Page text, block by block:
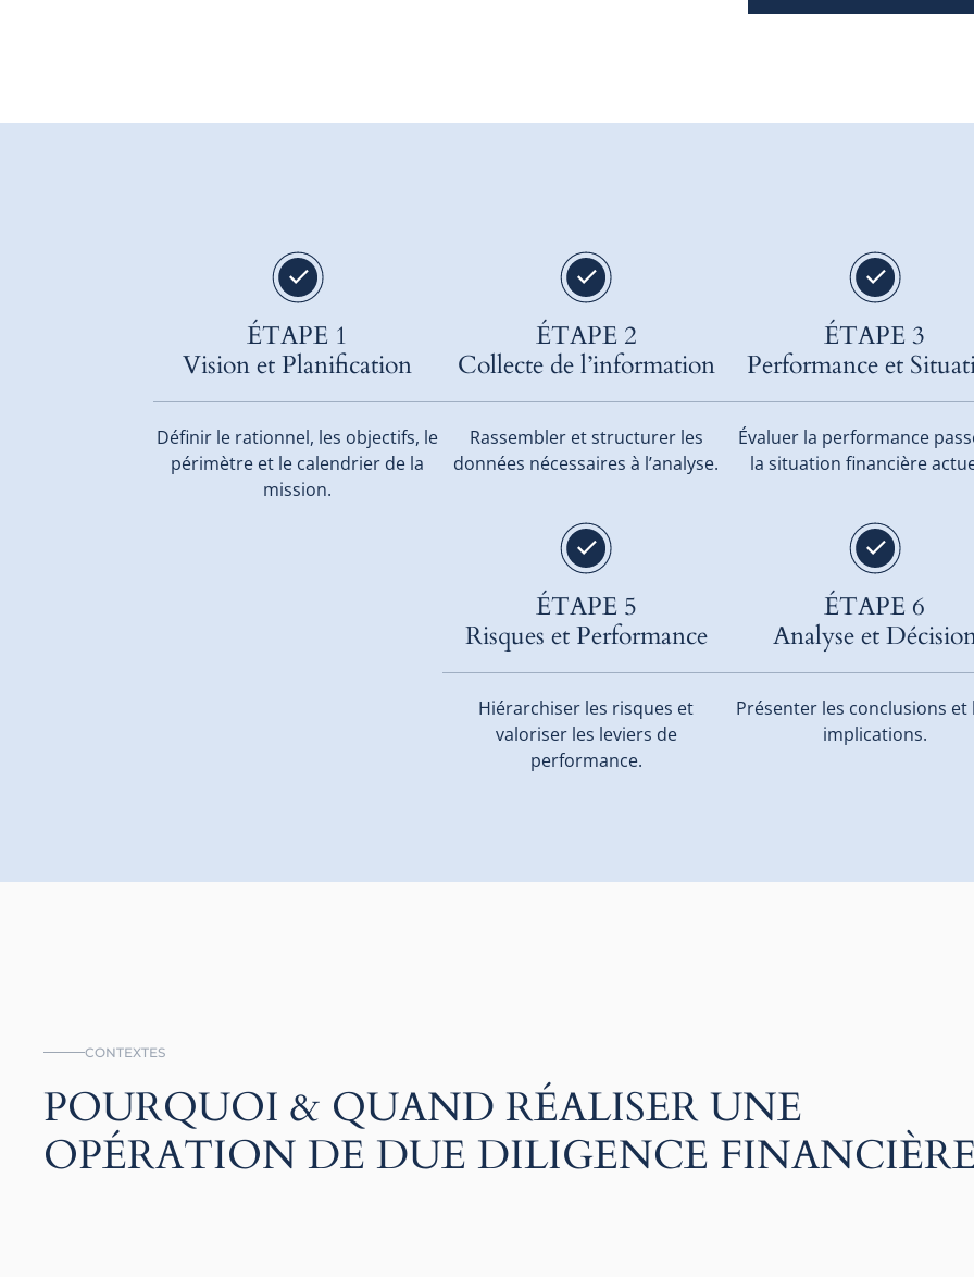
ÉTAPE 1
Vision et Planification
Définir le rationnel, les objectifs, le
périmètre et le calendrier de la
mission.
ÉTAPE 2
Collecte de l’information
Rassembler et structurer les
données nécessaires à l’analyse.
ÉTAPE 3
Performance et
Évaluer la performance
la situation financière
ÉTAPE 5
Risques et Performance
Hiérarchiser les risques et
valoriser les leviers de
performance.
ÉTAPE 6
Analyse et
Présenter les conclusions et
implications.
CONTEXTES
POURQUOI & QUAND RÉALISER UNE
OPÉRATION DE DUE DILIGENCE